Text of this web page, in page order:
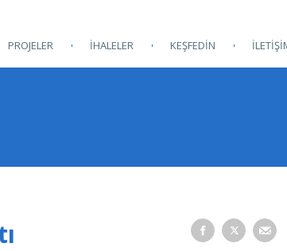
PROJELER İHALELER KEŞFEDİN